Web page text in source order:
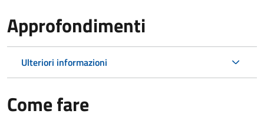
Approfondimenti
Ulteriori informazioni
Come fare